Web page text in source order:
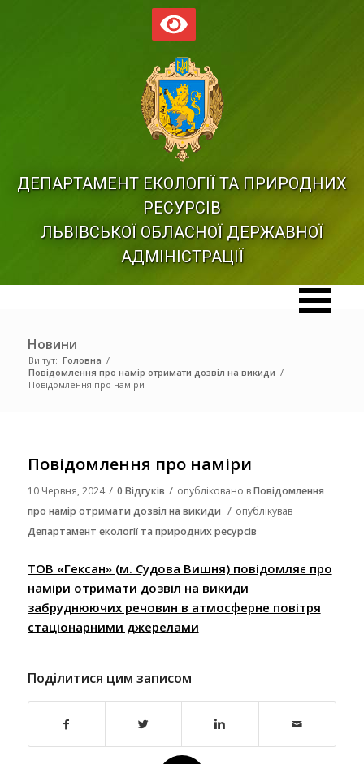
ДЕПАРТАМЕНТ ЕКОЛОГІЇ ТА ПРИРОДНИХ
РЕСУРСІВ
ЛЬВІВСЬКОЇ ОБЛАСНОЇ ДЕРЖАВНОЇ
АДМІНІСТРАЦІЇ
Новини
Ви тут: Головна /
Повідомлення про намір отримати дозвіл на викиди /
Повідомлення про наміри
Повідомлення про наміри
10 Червня, 2024 / 0 Відгуків / опубліковано вПовідомлення
про намір отримати дозвіл на викиди / опублікував
Департамент екології та природних ресурсів
ТОВ «Гексан» (м. Судова Вишня) повідомляє про
наміри отримати дозвіл на викиди
забруднюючих речовин в атмосферне повітря
стаціонарними джерелами
Поділитися цим записом